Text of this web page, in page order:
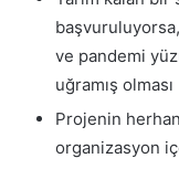
ve pandemi
uğramış olması
Projenin
organizasyon